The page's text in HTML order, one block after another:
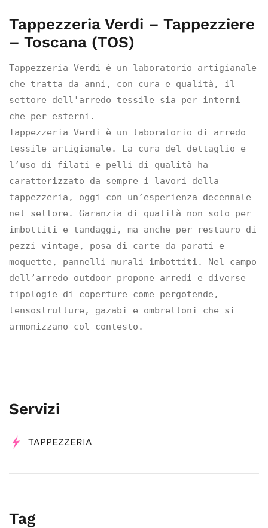
Tappezzeria Verdi – Tappezziere
– Toscana (TOS)
Tappezzeria Verdi è un laboratorio artigianale
che tratta da anni, con cura e qualità, il
settore dell'arredo tessile sia per interni
che per esterni.
Tappezzeria Verdi è un laboratorio di arredo
tessile artigianale. La cura del dettaglio e
l’uso di filati e pelli di qualità ha
caratterizzato da sempre i lavori della
tappezzeria, oggi con un’esperienza decennale
nel settore. Garanzia di qualità non solo per
imbottiti e tandaggi, ma anche per restauro di
pezzi vintage, posa di carte da parati e
moquette, pannelli murali imbottiti. Nel campo
dell’arredo outdoor propone arredi e diverse
tipologie di coperture come pergotende,
tensostrutture, gazabi e ombrelloni che si
armonizzano col contesto.
Servizi
TAPPEZZERIA
Tag